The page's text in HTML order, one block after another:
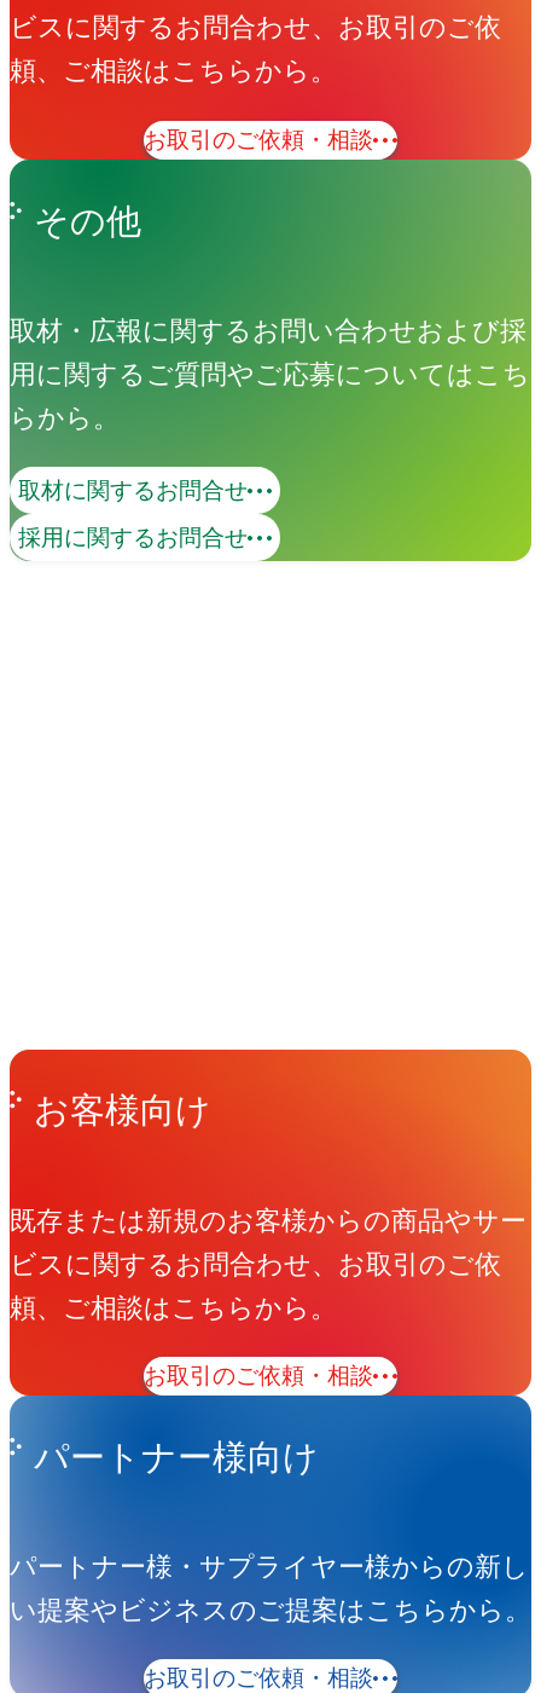
ビスに関するお問合わせ、お取引のご依
頼、ご相談はこちらから。
お取引のご依頼・相談
その他
取材・広報に関するお問い合わせおよび採
用に関するご質問やご応募についてはこち
らから。
取材に関するお問合せ
採用に関するお問合せ
Get in Touchお問い合わせ
お客様向け
既存または新規のお客様からの商品やサー
ビスに関するお問合わせ、お取引のご依
頼、ご相談はこちらから。
お取引のご依頼・相談
パートナー様向け
パートナー様・サプライヤー様からの新し
い提案やビジネスのご提案はこちらから。
お取引のご依頼・相談